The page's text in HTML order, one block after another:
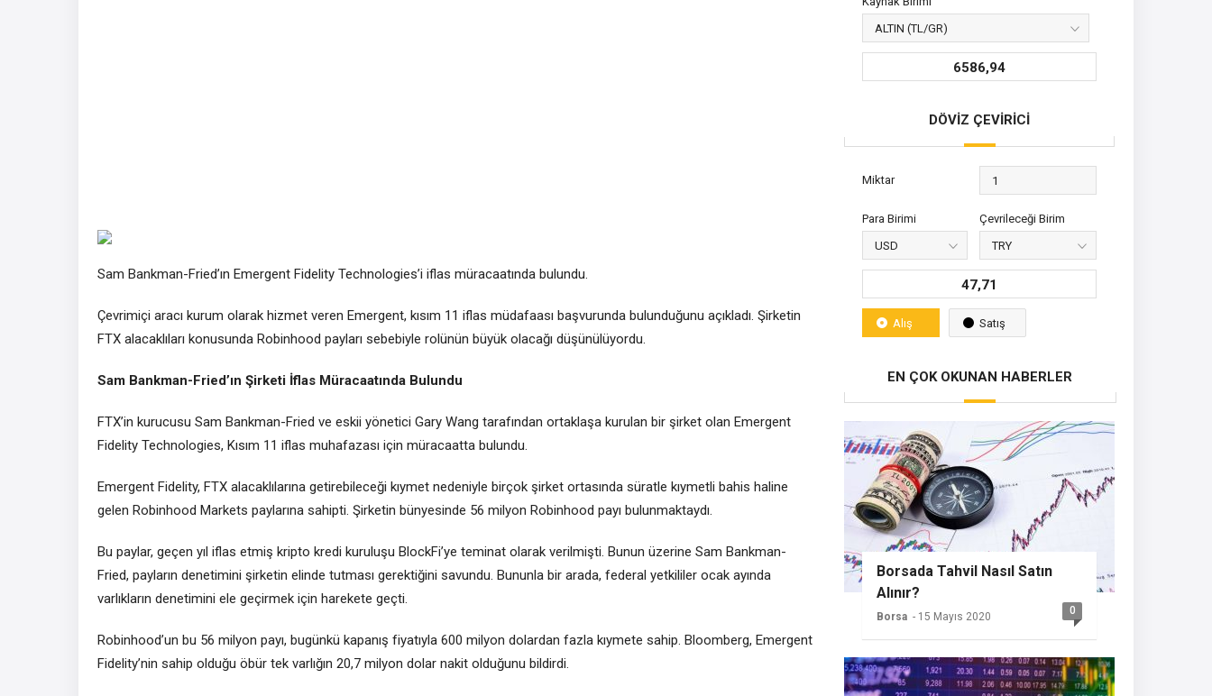
Sam Bankman-Fried’ın Emergent Fidelity Technologies’i iflas müracaatında bulundu.
Çevrimiçi aracı kurum olarak hizmet veren Emergent, kısım 11 iflas müdafaası başvurunda bulunduğunu açıkladı. Şirketin
FTX alacaklıları konusunda Robinhood payları sebebiyle rolünün büyük olacağı düşünülüyordu.
Sam Bankman-Fried’ın Şirketi İflas Müracaatında Bulundu
FTX’in kurucusu Sam Bankman-Fried ve eskii yönetici Gary Wang tarafından ortaklaşa kurulan bir şirket olan Emergent
Fidelity Technologies, Kısım 11 iflas muhafazası için müracaatta bulundu.
Emergent Fidelity, FTX alacaklılarına getirebileceği kıymet nedeniyle birçok şirket ortasında süratle kıymetli bahis haline
gelen Robinhood Markets paylarına sahipti. Şirketin bünyesinde 56 milyon Robinhood payı bulunmaktaydı.
Bu paylar, geçen yıl iflas etmiş kripto kredi kuruluşu BlockFi’ye teminat olarak verilmişti. Bunun üzerine Sam Bankman-
Fried, payların denetimini şirketin elinde tutması gerektiğini savundu. Bununla bir arada, federal yetkililer ocak ayında
varlıkların denetimini ele geçirmek için harekete geçti.
Robinhood’un bu 56 milyon payı, bugünkü kapanış fiyatıyla 600 milyon dolardan fazla kıymete sahip. Bloomberg, Emergent
Fidelity’nin sahip olduğu öbür tek varlığın 20,7 milyon dolar nakit olduğunu bildirdi.
6586,94
DÖVİZ ÇEVİRİCİ
Miktar
Para Birimi Çevrileceği Birim
47,71
Alış Satış
EN ÇOK OKUNAN HABERLER
Borsada Tahvil Nasıl Satın
Alınır?
Borsa - 15 Mayıs 2020 0